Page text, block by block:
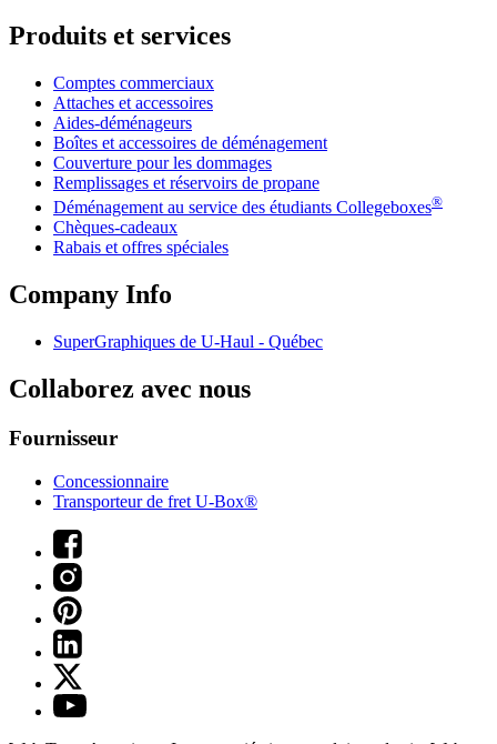
Produits et services
Comptes commerciaux
Attaches et accessoires
Aides-déménageurs
Boîtes et accessoires de déménagement
Couverture pour les dommages
Remplissages et réservoirs de propane
Déménagement au service des étudiants Collegeboxes®
Chèques-cadeaux
Rabais et offres spéciales
Company Info
SuperGraphiques de U-Haul - Québec
Collaborez avec nous
Fournisseur
Concessionnaire
Transporteur de fret U-Box®